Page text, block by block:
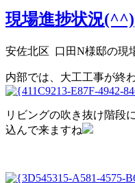
現場進捗状況(^^)
安佐北区 口田N様邸の現
内部では、大工工事が終
リビングの吹き抜け階段
込んで来ますね